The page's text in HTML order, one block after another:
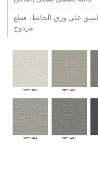
لصق على ورق الحائط، قطع
مزدوج